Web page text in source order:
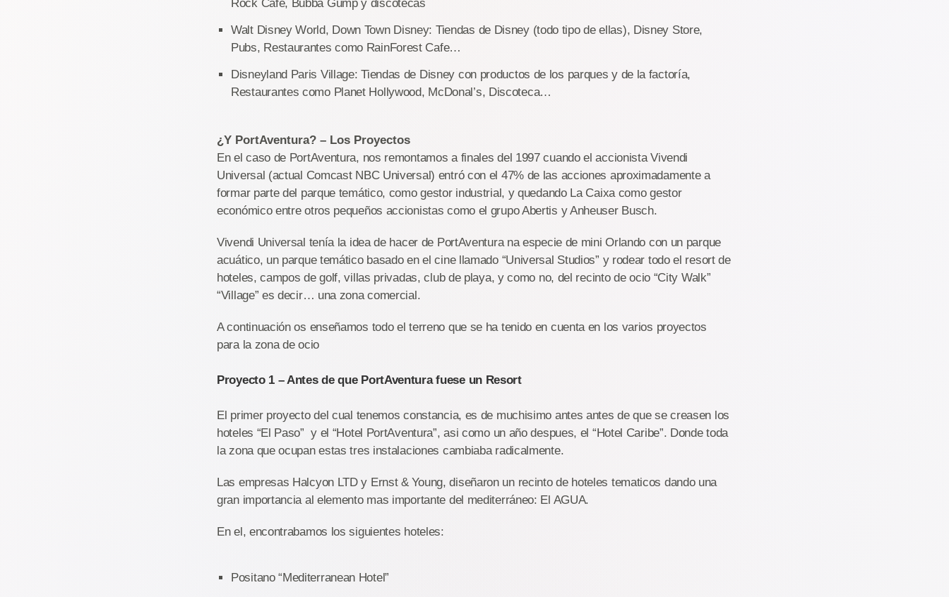
Rock Café, Bubba Gump y discotecas
Walt Disney World, Down Town Disney: Tiendas de Disney (todo tipo de ellas), Disney Store,
Pubs, Restaurantes como RainForest Cafe…
Disneyland Paris Village: Tiendas de Disney con productos de los parques y de la factoría,
Restaurantes como Planet Hollywood, McDonal’s, Discoteca…
¿Y PortAventura? – Los Proyectos
En el caso de PortAventura, nos remontamos a finales del 1997 cuando el accionista Vivendi
Universal (actual Comcast NBC Universal) entró con el 47% de las acciones aproximadamente a
formar parte del parque temático, como gestor industrial, y quedando La Caixa como gestor
económico entre otros pequeños accionistas como el grupo Abertis y Anheuser Busch.
Vivendi Universal tenía la idea de hacer de PortAventura na especie de mini Orlando con un parque
acuático, un parque temático basado en el cine llamado “Universal Studios” y rodear todo el resort de
hoteles, campos de golf, villas privadas, club de playa, y como no, del recinto de ocio “City Walk”
“Village” es decir… una zona comercial.
A continuación os enseñamos todo el terreno que se ha tenido en cuenta en los varios proyectos
para la zona de ocio
Proyecto 1 – Antes de que PortAventura fuese un Resort
El primer proyecto del cual tenemos constancia, es de muchisimo antes antes de que se creasen los
hoteles “El Paso” y el “Hotel PortAventura”, asi como un año despues, el “Hotel Caribe”. Donde toda
la zona que ocupan estas tres instalaciones cambiaba radicalmente.
Las empresas Halcyon LTD y Ernst & Young, diseñaron un recinto de hoteles tematicos dando una
gran importancia al elemento mas importante del mediterráneo: El AGUA.
En el, encontrabamos los siguientes hoteles:
Positano “Mediterranean Hotel”